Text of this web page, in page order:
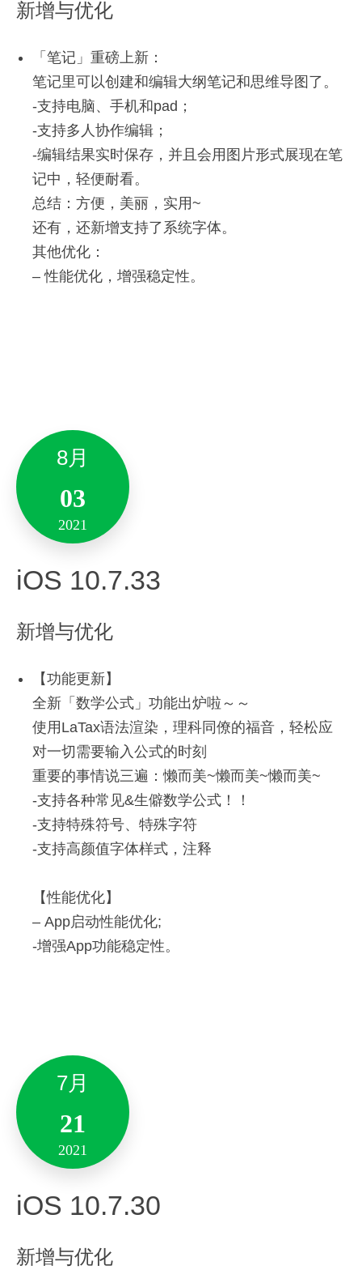
其他优化：
– 性能优化，增强稳定性。
备注：此版本仅支持10.13及其以上系统版本。
感激你对印象笔记一直以来的支持，未来中国团队
将持续更新版本以提升印象笔记的功能、视觉体
验。
备注:此版本仅支持10.13及其以上系统版本。
Mac 9.5.2
新增与优化
全新「素材库-推荐素材」：
容。
– 一键导入推荐素材到我的素材。
全新「云字体库」：
推出云字体库功能，众精美字体可供选择。
– 支持在笔记中应用云字体库内提供的字体；
– 支持在笔记内应用本机字体；
– 在多人协作时，你使用的字体可以让所有协作者
看见。
全新「资源尊享包」：
– 资源包推荐素材；
– 自定义笔记字体；
– 自定义笔记文字、表格颜色。
优化「智能摘要」功能：
– 笔记可快速生成智能摘要，助你提高阅读效率。
其他优化：
– 性能优化，增强稳定性。
将持续更新版本以提升印象笔记的功能、视觉体
关联信息，让你的知识流动起来！
支持为笔记创建双向链接，以插入笔记内链的方
式创建关联关系。
支持在笔记侧边栏展示被引用的笔记标题。
支持在笔记侧边栏查看当前笔记的关联视图。
支持在关联的笔记之间无缝跳转编辑。
「知识星图」- 借助AI智能语义分析，知识星图将自
动为你的笔记推荐关联关系，高效打造属于你的知
识星图。
支持通过AI智能语义分析和双向链接为笔记创建
优化：
性能优化，增强稳定性。
4月
30
2021
Version 6.21.87
新增与优化
素材库 」全新升级：
更多素材格式、更多素材来源导入升级。
一键导入视频至“素材库”，一键播放。
一键导入各类本地文件至“素材库”。
优化：
4月
17
2021
Version 6.21.85
新增与优化
「笔记」重磅上新：
笔记里可以创建和编辑大纲笔记和思维导图了。
-支持电脑、手机和pad；
-支持多人协作编辑；
-编辑结果实时保存，并且会用图片形式展现在笔
记中，轻便耐看。
总结：方便，美丽，实用~
还有，还新增支持了系统字体。
其他优化：
– 性能优化，增强稳定性。
8月
03
2021
iOS 10.7.33
新增与优化
【功能更新】
全新「数学公式」功能出炉啦～～
使用LaTax语法渲染，理科同僚的福音，轻松应
对一切需要输入公式的时刻
重要的事情说三遍：懒而美~懒而美~懒而美~
-支持各种常见&生僻数学公式！！
-支持特殊符号、特殊字符
-支持高颜值字体样式，注释
【性能优化】
– App启动性能优化;
-增强App功能稳定性。
7月
21
2021
iOS 10.7.30
新增与优化
新增与优化
-首页顶栏新增入口。
-修复长图二维码压缩问题。
Android 10.7.47
新增与优化
-支持免费账户使用EverPEN。
-智能剪藏优化。
10月
26
2021
Android 10.7.46
新增与优化
性能优化：
-优化App启动性能;
-增强App功能稳定性。
10月